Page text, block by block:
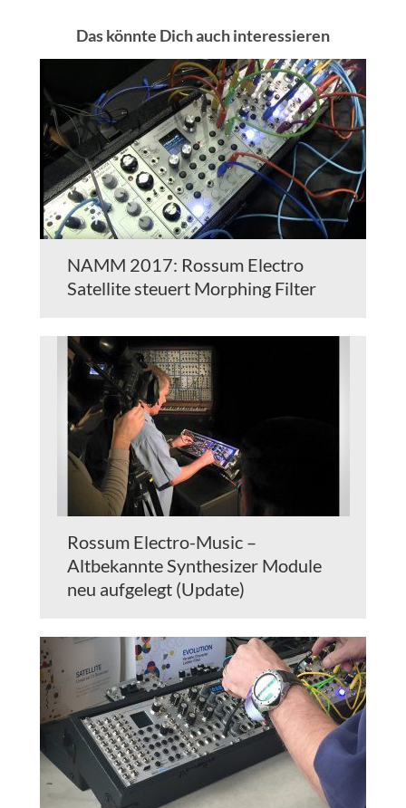
Das könnte Dich auch interessieren
NAMM 2017: Rossum Electro
Satellite steuert Morphing Filter
Rossum Electro-Music –
Altbekannte Synthesizer Module
neu aufgelegt (Update)